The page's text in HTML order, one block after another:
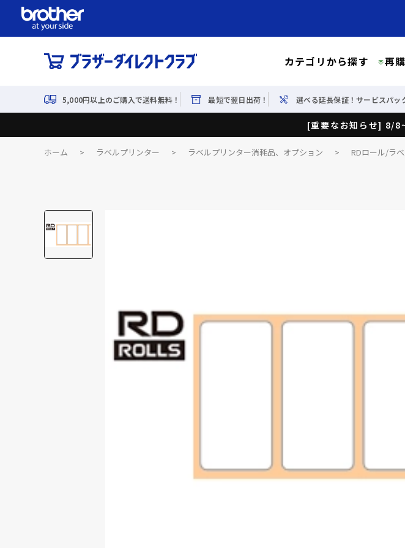
カテゴリから探す 再
5,000円以上のご購入で送料無料！ 最短で翌日出荷！ 選べる延長保証！サービスパッ
[重要なお知らせ] 8/
ホーム > ラベルプリンター > ラベルプリンター消耗品、オプション > RDロール/ラ